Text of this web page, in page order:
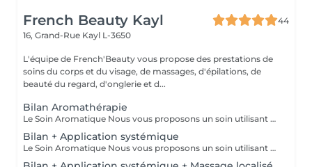
French Beauty Kayl
44
16, Grand-Rue Kayl L-3650
L'équipe de French'Beauty vous propose des prestations de
soins du corps et du visage, de massages, d'épilations, de
beauté du regard, d'onglerie et d...
Bilan Aromathérapie
Le Soin Aromatique Nous vous proposons un soin utilisant L'aromathérapie. Cela consiste à rechercher ensemble vos besoins et vous proposer ensuite une combinaison d'huiles essentielles et huile végétale appliquée en zones localisées ou sur l'ensemble du corps. Dans le cadre des soins aux huiles essentielles de French Beauty, celles-ci ne vous seront conseillées et utilisées uniquement par voie cutanée et /ou en diffusion. L'aromathérapie ne se substitue pas à un traitement médical ou consultation médicale. Au même titre qu'un complément alimentaire, elle est une aide et un soutien supplémentaire au maintien de votre système immunitaire. Avant de prendre rendez-vous, voici quelques contre-indications à l'utilisation des huiles essentielles : * Grossesse et allaitement * Allergies cutanées, alimentaires * Maladies cardiovasculaires * Maladies hormodépendantes * Cancers * Épilepsie * Asthme et maladies respiratoires * Personne mineure Votre conseil et soin sera presté par une personne certifiée en aromathérapie appliquée à l'officine.
Bilan + Application systémique
Le Soin Aromatique Nous vous proposons un soin utilisant L'aromathérapie. Cela consiste à rechercher ensemble vos besoins et vous proposer ensuite une combinaison d'huiles essentielles et huile végétale appliquée en zones localisées. L'application systémique consiste à appliquer des huiles essentielles sur certaines zones du corps (comme le bas du dos, le plexus solaire, la plante des pieds, les poignets, etc.) afin que leurs principes actifs pénètrent dans la peau et se diffusent dans l'organisme. Contrairement à un massage complet, il ne s'agit pas d'un modelage mais d'une application ciblée et personnalisée, adaptée aux besoins du moment. Dans le cadre des soins aux huiles essentielles de French Beauty, celles-ci ne vous seront conseillées et utilisées uniquement par voie cutanée et /ou en diffusion. L'utilisation d'huiles essentielles offre un large éventail de bienfaits pour le corps et l'esprit. En voici quelques-uns : * Réduction du stress et de l'anxiété * Amélioration du sommeil * Amélioration de l'humeur, la fatigue mentale * Renforcement immunitaire * Propriétés antiseptiques et antivirales * Soutien musculaires et articulaires * Soutien digestif * Purifiant, tonifiant et régénérant cutané L'aromathérapie ne se substitue pas à un traitement médical ou consultation médicale. Au même titre qu'un complément alimentaire, elle est une aide et un soutien supplémentaire au maintien de votre système immunitaire. Avant de prendre rendez-vous, voici quelques contre-indications à l'utilisation des huiles essentielles : * Grossesse et allaitement * Allergies cutanées, alimentaires * Maladies cardiovasculaires * Maladies hormodépendantes * Cancers * Épilepsie * Asthme et maladies respiratoires * Personne mineure Votre conseil et soin sera presté par une personne certifiée en aromathérapie appliquée à l'officine.